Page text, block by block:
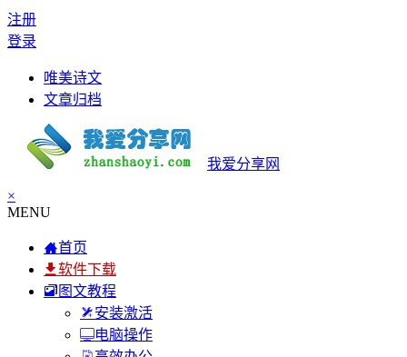
注册
登录
唯美诗文
文章归档
我爱分享网
×
MENU
首页
软件下载
图文教程
安装激活
电脑操作